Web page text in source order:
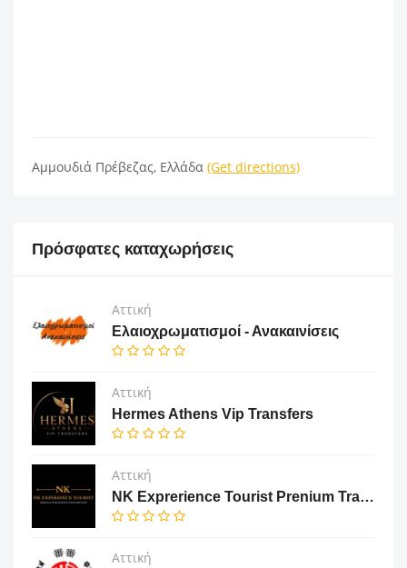
Αμμουδιά Πρέβεζας, Ελλάδα (Get directions)
Πρόσφατες καταχωρήσεις
Αττική
Ελαιοχρωματισμοί - Ανακαινίσεις
Αττική
Hermes Athens Vip Transfers
Αττική
NK Exprerience Tourist Prenium Transfers & Tours
Αττική